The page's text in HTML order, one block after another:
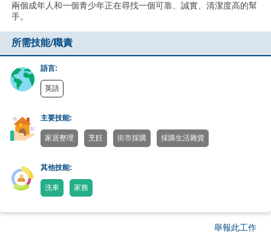
兩個成年人和一個青少年正在尋找一個可靠、誠實、清潔度高的幫
手。
所需技能/職責
語言:
英語
主要技能:
家居整理 烹飪 街市採購 採購生活雜貨
其他技能:
洗車 家務
舉報此工作